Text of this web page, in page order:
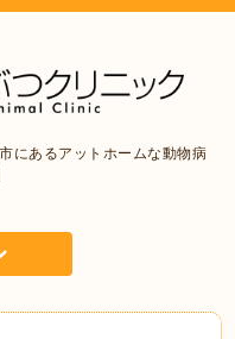
にあるアットホームな動物病